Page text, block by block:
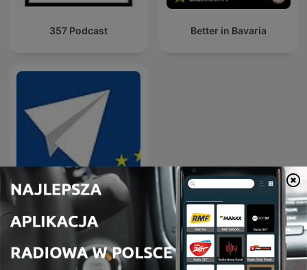
357 Podcast Better in Bavaria
Wiadomości w skrócie
Międzynarodowe podcasty: Administracja